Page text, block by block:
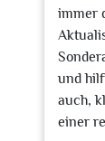
immer
und
auch,
einer